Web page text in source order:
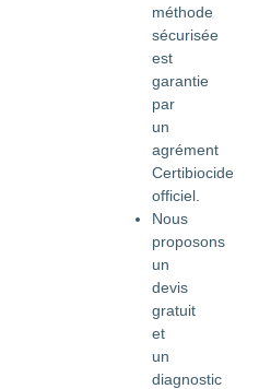
méthode
sécurisée
est
garantie
par
un
agrément
Certibiocide
officiel.
Nous
proposons
un
devis
gratuit
et
un
diagnostic